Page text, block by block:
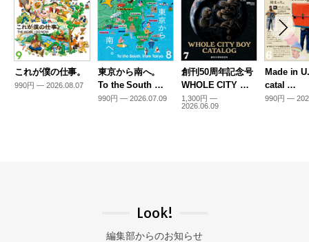
これが僕の仕事。
990円 — 2026.08.07
東京から南へ。
To the South …
990円 — 2026.07.09
創刊50周年記念号
WHOLE CITY …
1,300円 —
2026.06.09
Made in
catal …
990円 —
Look!
編集部からのお知らせ